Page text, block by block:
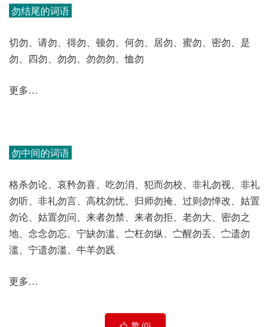
勿结尾的词语
切勿、请勿、得勿、顿勿、何勿、居勿、蜜勿、密勿、是
勿、四勿、勿勿、勿勿勿、恤勿
更多…
勿中间的词语
格杀勿论、哀矜勿喜、吃勿消、犯而勿校、非礼勿视、非礼
勿听、非礼勿言、高枕勿忧、归师勿掩、过则勿惮改、姑置
勿论、姑置勿问、来者勿禁、来者勿拒、老勿大、密勿之
地、念念勿忘、宁缺勿滥、㝉枉勿纵、㝉醒勿丢、㝉遗勿
滥、宁遗勿滥、牛羊勿践
更多…
 赞 (0)